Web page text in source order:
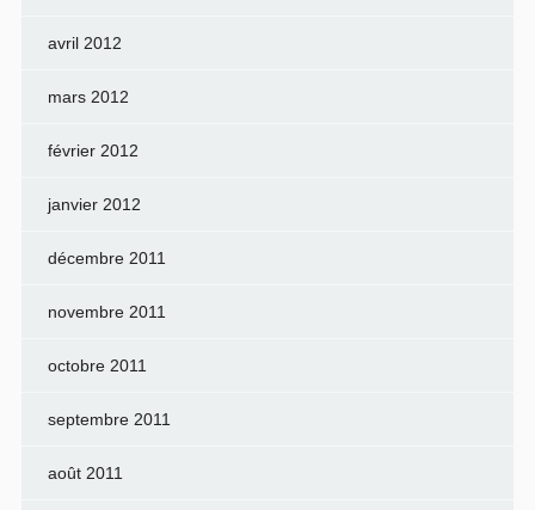
avril 2012
mars 2012
février 2012
janvier 2012
décembre 2011
novembre 2011
octobre 2011
septembre 2011
août 2011